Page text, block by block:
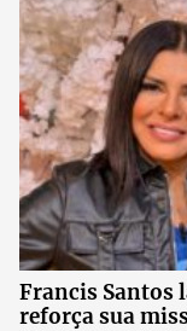
Francis Santos
reforça sua